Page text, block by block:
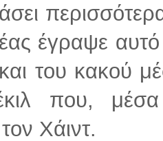
έγραψε
του κακού
που,
Χάιντ.